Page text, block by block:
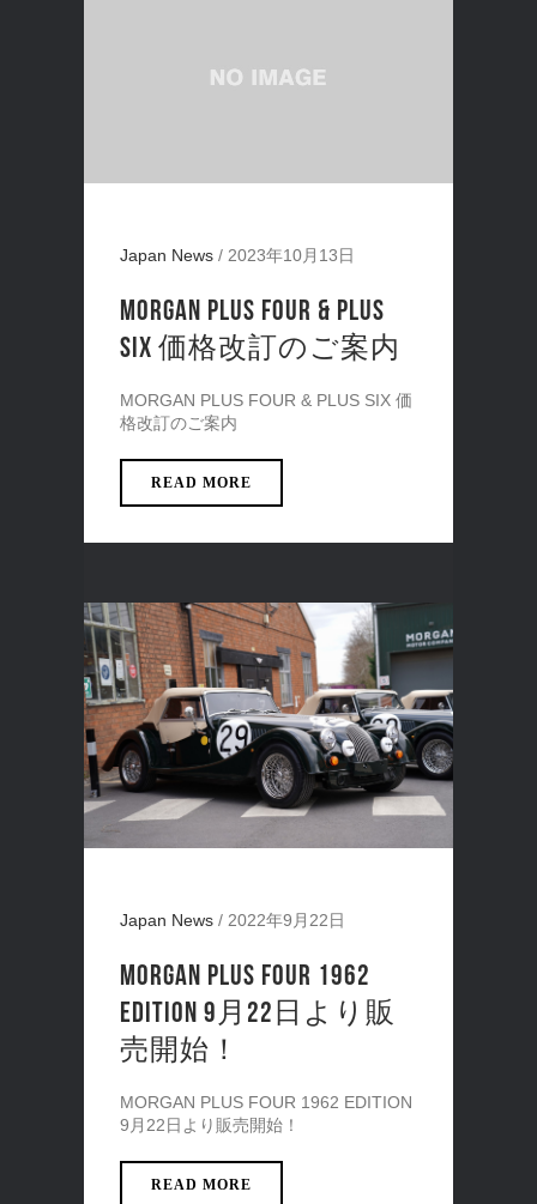
Japan News / 2023年10月13日
MORGAN PLUS FOUR & PLUS
SIX 価格改訂のご案内
MORGAN PLUS FOUR & PLUS SIX 価
格改訂のご案内
READ MORE
Japan News / 2022年9月22日
MORGAN PLUS FOUR 1962
EDITION 9月22日より販
売開始！
MORGAN PLUS FOUR 1962 EDITION
9月22日より販売開始！
READ MORE